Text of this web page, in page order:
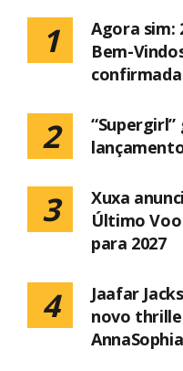
1
Agora sim:
Bem-
confirmada
2
3
Xuxa
Último Voo
para 2027
4
Jaafar
novo